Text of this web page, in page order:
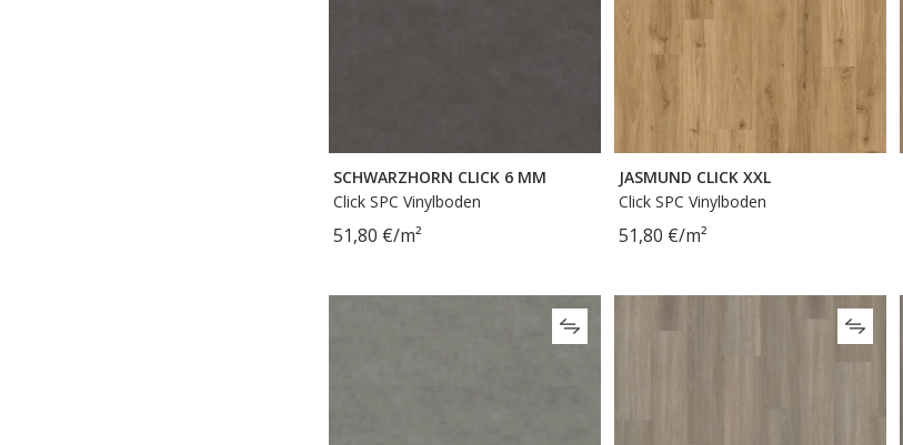
SCHWARZHORN CLICK 6 MM
Click SPC Vinylboden
51,80 €/m²
JASMUND CLICK XXL
Click SPC Vinylboden
51,80 €/m²